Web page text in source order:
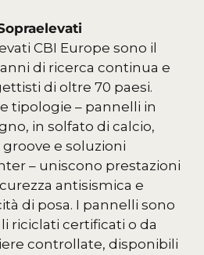
CBI Europe sono il
di ricerca continua e
di oltre 70 paesi.
tipologie – pannelli in
in solfato di calcio,
e soluzioni
– uniscono prestazioni
antisismica e
di posa. I pannelli sono
riciclati certificati o da
controllate, disponibili